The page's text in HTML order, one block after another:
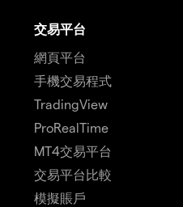
交易平台
網頁平台
手機交易程式
TradingView
ProRealTime
MT4交易平台
交易平台比較
模擬賬戶